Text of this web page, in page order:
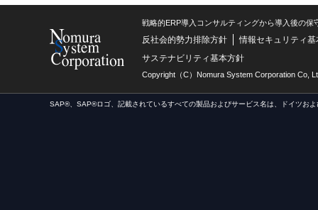
戦略的ERP導入コンサルティングから導入後の
反社会的勢力排除方針
情報セキュリティ基
サステナビリティ基本方針
Copyright（C）Nomura System Corporation Co,
SAP®、SAP®ロゴ、記載されているすべての製品およびサービス名は、ドイツお